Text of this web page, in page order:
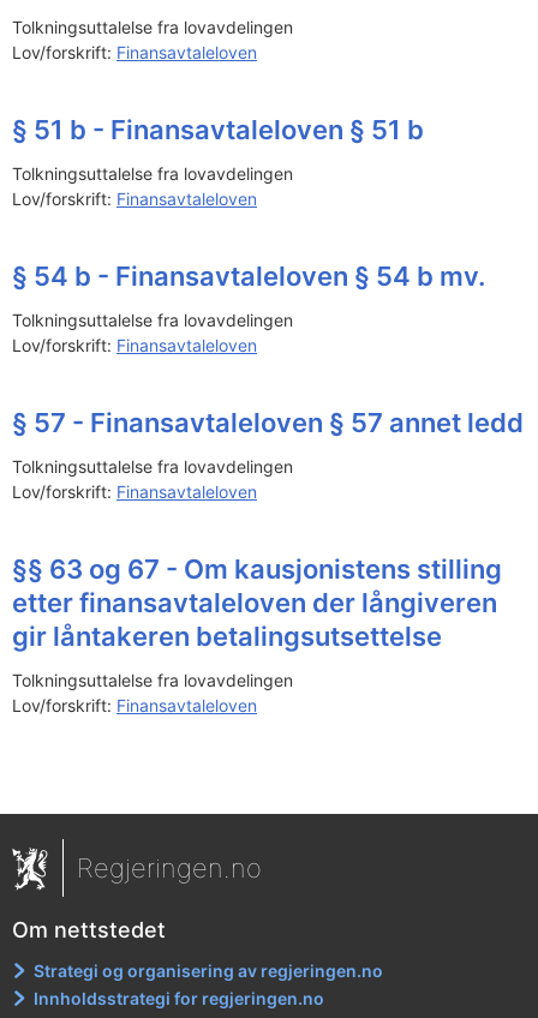
Tolkningsuttalelse fra lovavdelingen
Lov/forskrift: Finansavtaleloven
§ 51 b - Finansavtaleloven § 51 b
Tolkningsuttalelse fra lovavdelingen
Lov/forskrift: Finansavtaleloven
§ 54 b - Finansavtaleloven § 54 b mv.
Tolkningsuttalelse fra lovavdelingen
Lov/forskrift: Finansavtaleloven
§ 57 - Finansavtaleloven § 57 annet ledd
Tolkningsuttalelse fra lovavdelingen
Lov/forskrift: Finansavtaleloven
§§ 63 og 67 - Om kausjonistens stilling
etter finansavtaleloven der långiveren
gir låntakeren betalingsutsettelse
Tolkningsuttalelse fra lovavdelingen
Lov/forskrift: Finansavtaleloven
Regjeringen.no
Om nettstedet
Strategi og organisering av regjeringen.no
Innholdsstrategi for regjeringen.no